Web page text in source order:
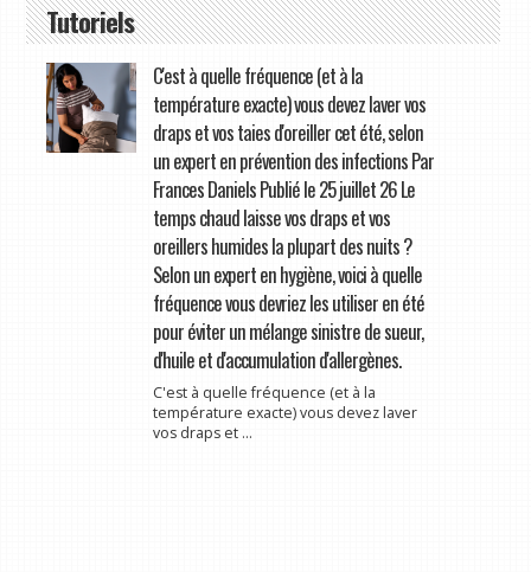
Tutoriels
C'est à quelle fréquence (et à la
température exacte) vous devez laver vos
draps et vos taies d'oreiller cet été, selon
un expert en prévention des infections Par
Frances Daniels Publié le 25 juillet 26 Le
temps chaud laisse vos draps et vos
oreillers humides la plupart des nuits ?
Selon un expert en hygiène, voici à quelle
fréquence vous devriez les utiliser en été
pour éviter un mélange sinistre de sueur,
d'huile et d'accumulation d'allergènes.
C'est à quelle fréquence (et à la
température exacte) vous devez laver
vos draps et ...